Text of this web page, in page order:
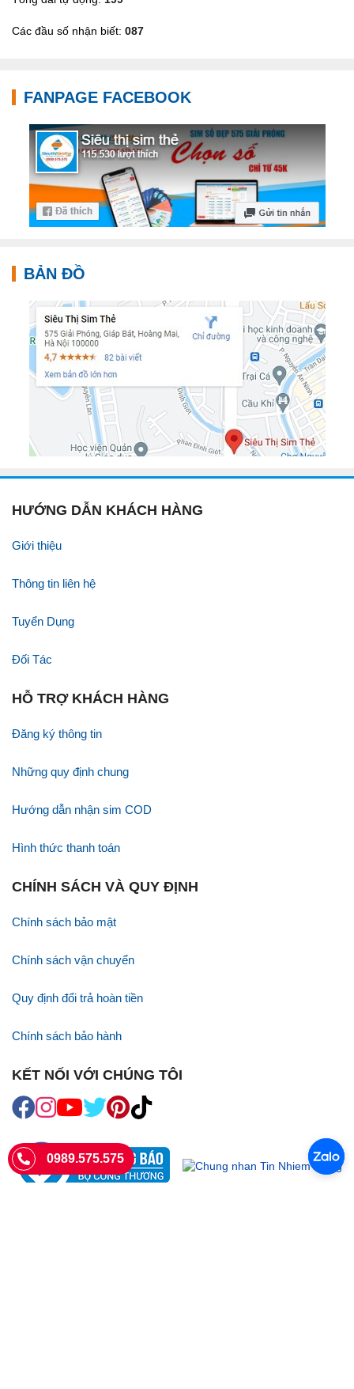
Các đầu số nhận biết: 087
FANPAGE FACEBOOK
BẢN ĐỒ
HƯỚNG DẪN KHÁCH HÀNG
Giới thiệu
Thông tin liên hệ
Tuyển Dụng
Đối Tác
HỖ TRỢ KHÁCH HÀNG
Đăng ký thông tin
Những quy định chung
Hướng dẫn nhận sim COD
Hình thức thanh toán
CHÍNH SÁCH VÀ QUY ĐỊNH
Chính sách bảo mật
Chính sách vận chuyển
Quy định đổi trả hoàn tiền
Chính sách bảo hành
KẾT NỐI VỚI CHÚNG TÔI
0989.575.575